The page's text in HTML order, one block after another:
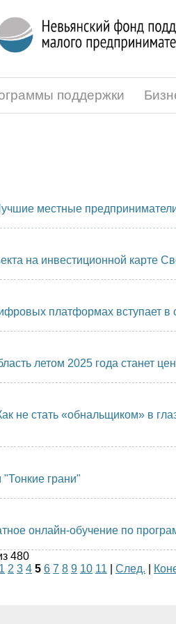
поддержки
местные
на инвестиционной карте
платформах вступает в
летом 2025 года станет
не стать «обнальщиком» в
грани"
онлайн-обучение по
480
1 2 3 4 5 6 7 8 9 10 11 След.